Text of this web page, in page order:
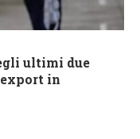
ultimi due
export in